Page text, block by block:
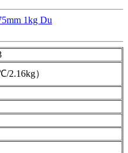
1kg Du
/2.16kg）